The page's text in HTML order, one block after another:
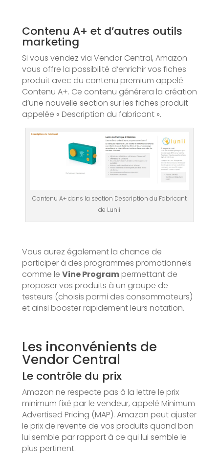
Contenu A+ et d’autres outils
marketing
Si vous vendez via Vendor Central, Amazon
vous offre la possibilité d’enrichir vos fiches
produit avec du contenu premium appelé
Contenu A+. Ce contenu générera la création
d’une nouvelle section sur les fiches produit
appelée « Description du fabricant ».
Contenu A+ dans la section Description du Fabricant
de Lunii
Vous aurez également la chance de
participer à des programmes promotionnels
comme le Vine Programpermettant de
proposer vos produits à un groupe de
testeurs (choisis parmi des consommateurs)
et ainsi booster rapidement leurs notation.
Les inconvénients de
Vendor Central
Le contrôle du prix
Amazon ne respecte pas à la lettre le prix
minimum fixé par le vendeur, appelé Minimum
Advertised Pricing (MAP). Amazon peut ajuster
le prix de revente de vos produits quand bon
lui semble par rapport à ce qui lui semble le
plus pertinent.